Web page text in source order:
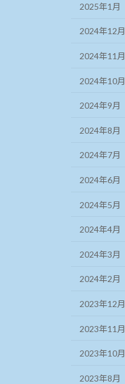
2025年1月
2024年12月
2024年11月
2024年10月
2024年9月
2024年8月
2024年7月
2024年6月
2024年5月
2024年4月
2024年3月
2024年2月
2023年12月
2023年11月
2023年10月
2023年8月